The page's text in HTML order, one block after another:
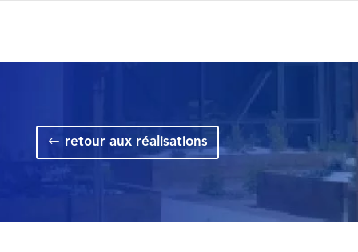
retour aux réalisations